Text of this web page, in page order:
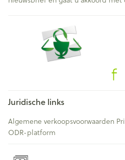
Juridische links
Algemene verkoopsvoorwaarden
ODR-platform